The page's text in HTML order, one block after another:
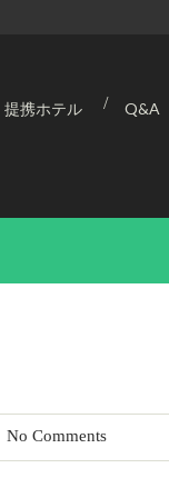
提携ホテル Q&A
No Comments